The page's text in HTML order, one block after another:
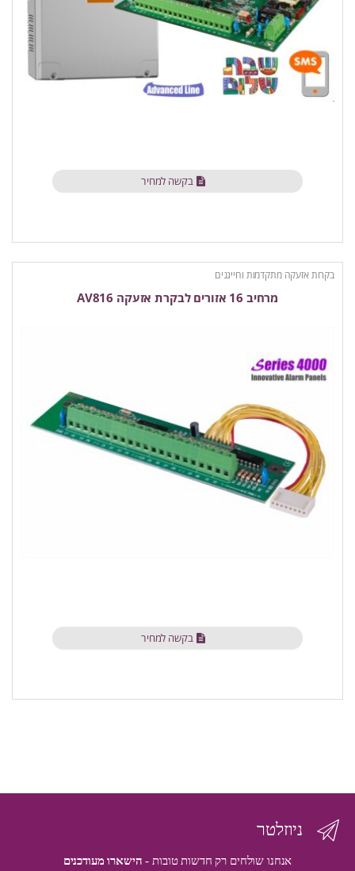
בקשה למחיר
בקרות אזעקה מתקדמות וחייגנים
מרחיב 16 אזורים לבקרת אזעקה AV816
בקשה למחיר
ניוזלטר
אנחנו שולחים רק חדשות טובות - הישארו מעודכנים